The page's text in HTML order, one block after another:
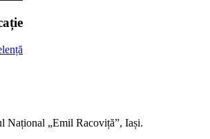
Național „Emil Racoviță”, Iași.